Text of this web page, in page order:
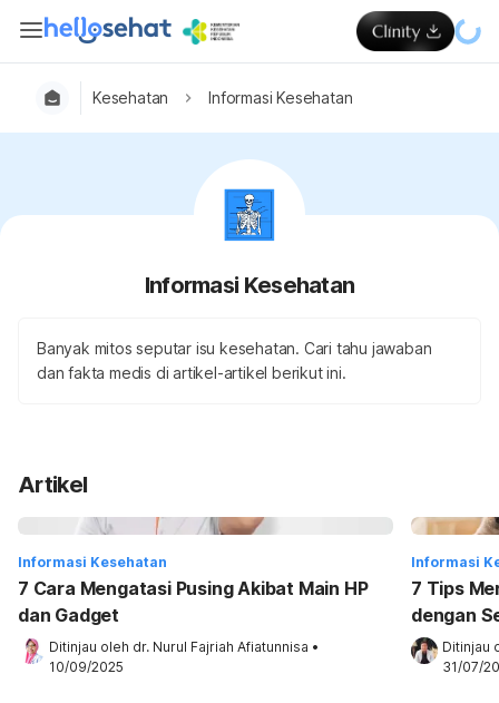
Kesehatan Informasi Kesehatan
Informasi Kesehatan
Banyak mitos seputar isu kesehatan. Cari tahu jawaban
dan fakta medis di artikel-artikel berikut ini.
Artikel
Informasi Kesehatan
7 Cara Mengatasi Pusing Akibat Main HP
dan Gadget
Ditinjau oleh dr. Nurul Fajriah Afiatunnisa •
10/09/2025
Informasi
7 Tips
dengan
Ditinjau
31/07/